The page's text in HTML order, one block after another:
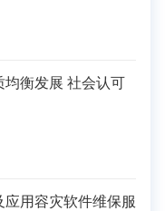
均衡发展 社会认可
应用容灾软件维保服